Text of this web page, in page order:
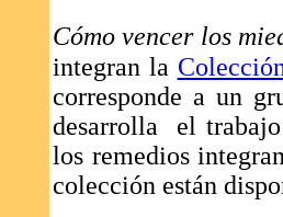
Cómo vencer los
integran la
corresponde a un
desarrolla
el
los remedios
colección están